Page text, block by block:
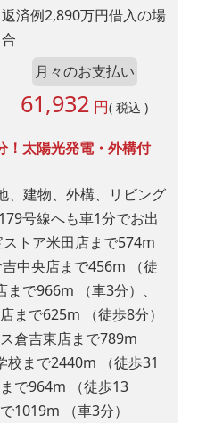
返済例2,890万円借入の場
合
月々のお支払い
61,932 円( 税込 )
！太陽光発電・外構付
、建物、外構、リビング
号線へも車1分でお出
トア米田店まで574m
中央店まで456m （徒
で966m （車3分）、
まで625m （徒歩8分）
倉吉東店まで789m
校まで2440m （徒歩31
で964m （徒歩13
1019m （車3分）